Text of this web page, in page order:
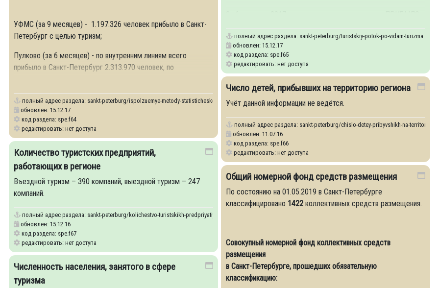
УФМС (за 9 месяцев) - 1.197.326 человек прибыло в Санкт-
Петербург с целью туризм;
Пулково (за 6 месяцев) - по внутренним линиям всего
прибыло в Санкт-Петербург 2.313.970 человек, по
полный адрес раздела: sankt-peterburg/ispolzuemye-metody-statisticheskogo-ucheta-turistskikh-potokov
обновлен: 15.12.17
код раздела: spe.f64
редактировать: нет доступа
полный адрес раздела: sankt-peterburg/turistskiy-potok-po-vidam-turizma
обновлен: 15.12.17
код раздела: spe.f65
редактировать: нет доступа
Число детей, прибывших на территорию региона
Учёт данной информации не ведётся.
полный адрес раздела: sankt-peterburg/chislo-detey-pribyvshikh-na-territoriyu-
обновлен: 11.07.16
код раздела: spe.f66
редактировать: нет доступа
Количество туристских предприятий,
работающих в регионе
Въездной туризм – 390 компаний, выездной туризм – 247
компаний.
полный адрес раздела: sankt-peterburg/kolichestvo-turistskikh-predpriyatiy-rabotayushchikh-v-regione
обновлен: 15.12.16
код раздела: spe.f67
редактировать: нет доступа
Общий номерной фонд средств размещения
По состоянию на 01.05.2019 в Санкт-Петербурге
классифицировано 1422 коллективных средств размещения.
Совокупный номерной фонд коллективных средств
размещения
в Санкт-Петербурге, прошедших обязательную
классификацию:
Численность населения, занятого в сфере
туризма